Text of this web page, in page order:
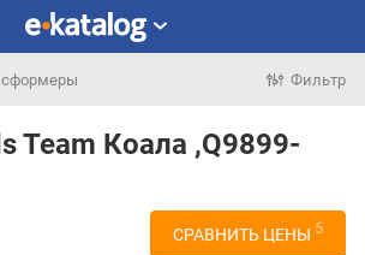
Фильтр
Team Коала ,Q9899-
СРАВНИТЬ ЦЕНЫ 5